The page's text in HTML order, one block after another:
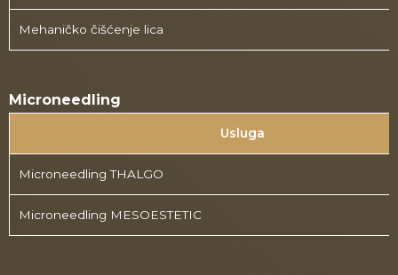
Mehaničko čišćenje lica
Microneedling
Usluga
Microneedling THALGO
Microneedling MESOESTETIC